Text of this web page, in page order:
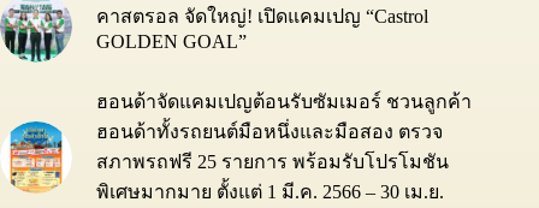
คาสตรอล จัดใหญ่! เปิดแคมเปญ “Castrol
GOLDEN GOAL”
ฮอนด้าจัดแคมเปญต้อนรับซัมเมอร์ ชวนลูกค้า
ฮอนด้าทั้งรถยนต์มือหนึ่งและมือสอง ตรวจ
สภาพรถฟรี 25 รายการ พร้อมรับโปรโมชัน
พิเศษมากมาย ตั้งแต่ 1 มี.ค. 2566 – 30 เม.ย.